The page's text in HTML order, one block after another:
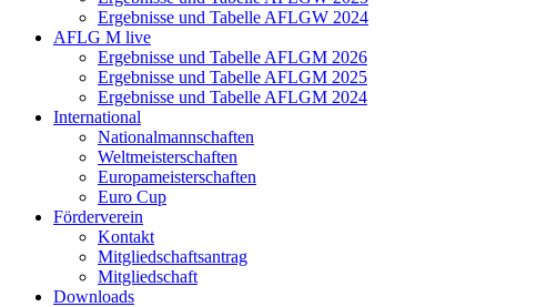
Ergebnisse und Tabelle AFLGW 2024
AFLG M live
Ergebnisse und Tabelle AFLGM 2026
Ergebnisse und Tabelle AFLGM 2025
Ergebnisse und Tabelle AFLGM 2024
International
Nationalmannschaften
Weltmeisterschaften
Europameisterschaften
Euro Cup
Förderverein
Kontakt
Mitgliedschaftsantrag
Mitgliedschaft
Downloads